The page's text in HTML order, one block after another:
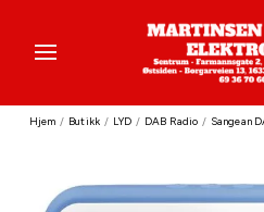
Hjem / Butikk / LYD / DAB Radio / Sangean